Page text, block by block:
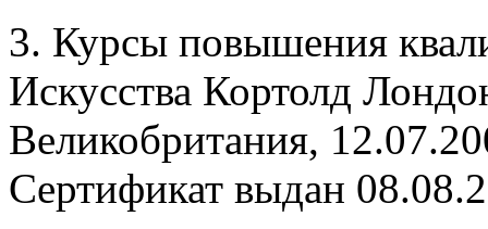
3. Курсы повышения
Искусства Кортолд
Великобритания,
Сертификат выдан